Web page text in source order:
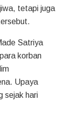
tetapi juga
Satriya
korban
Upaya
sejak hari